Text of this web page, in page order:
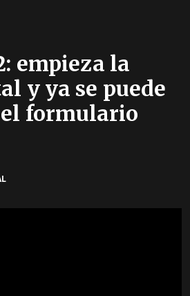
empieza la
y ya se puede
formulario